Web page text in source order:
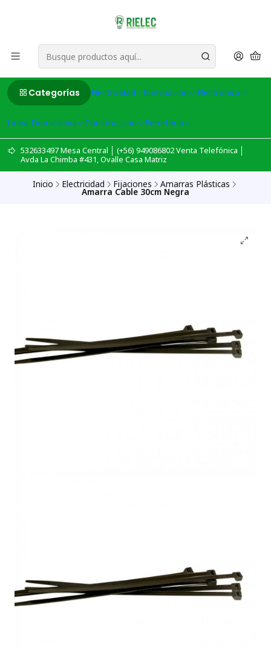
Categorías Electricidad Iluminación Electronica
Linea Domiciliaria Construcción Ferreteria
532633497 Mesa Central │ (+56) 949086802 Venta Telefónica │
Avda La Chimba #431, Ovalle Casa Matriz
Inicio Electricidad Fijaciones Amarras Plásticas
Amarra Cable 30cm Negra